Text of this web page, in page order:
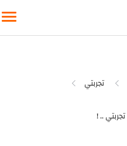
تجربتي